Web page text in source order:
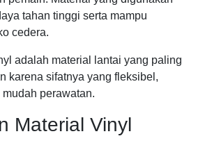
tahan tinggi serta mampu
cedera.
adalah material lantai yang paling
karena sifatnya yang fleksibel,
perawatan.
Material Vinyl